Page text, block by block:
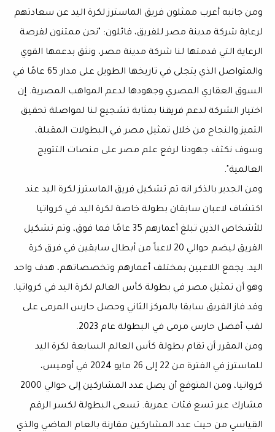
ومن جانبه أعرب ممثلون فريق الماسترز لكرة اليد عن سعادتهم
لرعاية شركة مدينة مصر للفريق، قائلون: "نحن ممتنون لفرصة
الرعاية التي قدمتها لنا شركة مدينة مصر، ونثق بدعمها القوي
والمتواصل الذي يتجلى في تاريخها الطويل على مدار 65 عامًا في
السوق العقاري المصري وجهودها لدعم المواهب المصرية. إن
اختيار الشركة لدعم فريقنا بمثابة تشجيع لنا لمواصلة تحقيق
التميز والنجاح من خلال تمثيل مصر في البطولات المقبلة،
وسوف نكثف جهودنا لرفع علم مصر على منصات التتويج
العالمية".
ومن الجدير بالذكر انه تم تشكيل فريق الماسترز لكرة اليد عند
اكتشاف لاعبان سابقان بطولة خاصة لكرة اليد في كرواتيا
للأشخاص الذين تبلغ أعمارهم 35 عامًا فما فوق، وتم تشكيل
الفريق ليضم حوالي 20 لاعباً من أبطال سابقين في فرق كرة
اليد. يجمع اللاعبين بمختلف أعمارهم وتخصصاتهم، هدف واحد
وهو أن تمثيل مصر في بطولة كأس العالم لكرة اليد في كرواتيا.
وقد فاز الفريق سابقا بالمركز الثاني وحصل حارس المرمى على
لقب أفضل حارس مرمى في البطولة عام 2023.
ومن المقرر أن تقام بطولة كأس العالم السابعة لكرة اليد
للماسترز في الفترة من 22 إلى 26 مايو 2024 في أوميس،
كرواتيا، ومن المتوقع أن يصل عدد المشاركين إلى حوالي 2000
مشارك عبر تسع فئات عمرية. تسعى البطولة لكسر الرقم
القياسي من حيث عدد المشاركين مقارنة بالعام الماضي والذي